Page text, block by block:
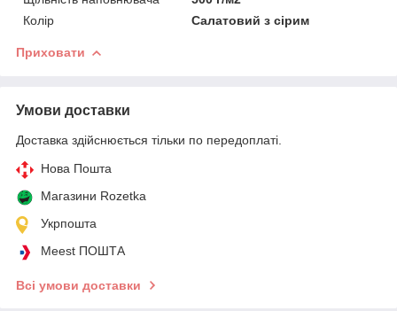
Колір
Салатовий з сірим
Приховати
Умови доставки
Доставка здійснюється тільки по передоплаті.
Нова Пошта
Магазини Rozetka
Укрпошта
Meest ПОШТА
Всі умови доставки